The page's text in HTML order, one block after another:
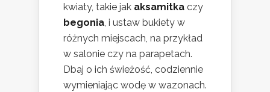
kwiaty, takie jak aksamitka czy
begonia, i ustaw bukiety w
różnych miejscach, na przykład
w salonie czy na parapetach.
Dbaj o ich świeżość, codziennie
wymieniając wodę w wazonach.